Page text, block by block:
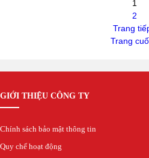
1
2
Trang
Trang
GIỚI THIỆU CÔNG TY
Chính sách bảo mật thông tin
Quy chế hoạt động